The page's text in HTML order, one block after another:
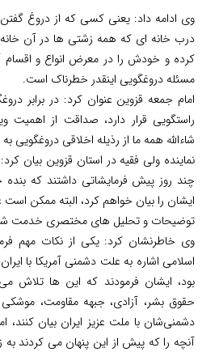
وی ادامه داد: یعنی کسی که از دروغ
درب خانه ای که همه زشتی ها در آن
کرده و خودش را در معرض انواع و اقسام
مسئله دروغگویی اینقدر خطرناک است.
امام جمعه قزوین عنوان کرد: در برابر
راستگویی قرار دارد، صداقت از اهمیت
شاءالله همه ما از رذیله اخلاقی دروغگویی به
نماینده ولی فقیه در استان قزوین بیان
چند روز پیش فرمایشاتی داشتند که بنده
ایشان را بیان خواهم کرد، البته ممکن است
توضیحات و تحلیل های مختصری خدمت
وی خاطرنشان کرد: یکی از نکات مهم
اسلامی اشاره به علت دشمنی آمریکا با
بود، ایشان فرمودند که این ها تلاش
حقوق بشر، آزادی، جبهه مقاومت،
دشمنی‌شان با ملت عزیز ایران بیان کنند،
آنچه را که پیش از این پنهان می کردند به